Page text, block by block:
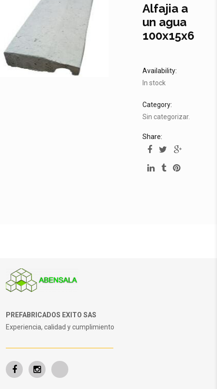
Alfajia a
un agua
100x15x6
Availability:
In stock
Category:
Sin categorizar.
Share:
PREFABRICADOS EXITO SAS
Experiencia, calidad y cumplimiento